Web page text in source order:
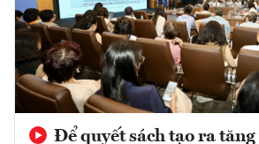
Để quyết sách tạo ra